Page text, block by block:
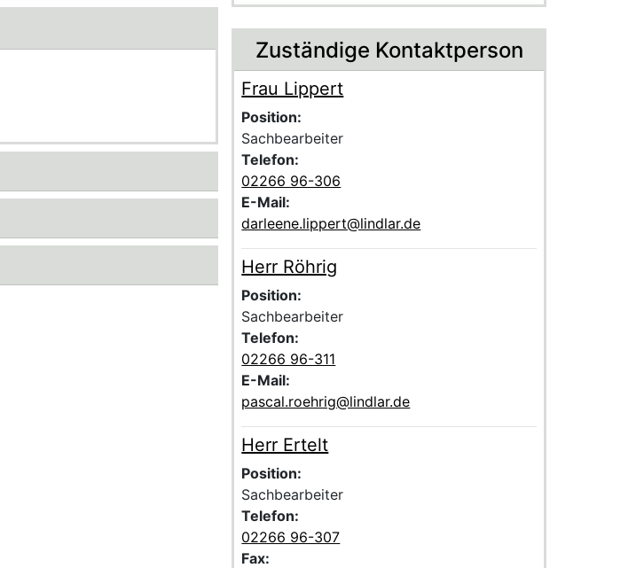
Zuständige Kontaktperson
Beschreibung der zuständigen Kontaktperson Frau Lippert
Voller Name:
Frau Lippert
Position:
Sachbearbeiter
Telefon:
02266 96-306
E-Mail:
darleene.lippert@lindlar.de
Beschreibung der zuständigen Kontaktperson Herr Röhrig
Voller Name:
Herr Röhrig
Position:
Sachbearbeiter
Telefon:
02266 96-311
E-Mail:
pascal.roehrig@lindlar.de
Beschreibung der zuständigen Kontaktperson Herr Ertelt
Voller Name:
Herr Ertelt
Position:
Sachbearbeiter
Telefon:
02266 96-307
Fax: